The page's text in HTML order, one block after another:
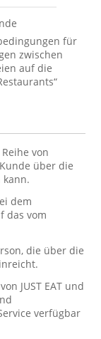
für
zwischen
auf die
von
über die
kann.
dem
das vom
die über die
JUST EAT und
verfügbar